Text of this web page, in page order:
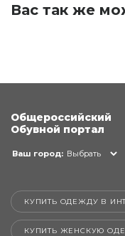
Вас так же
Общероссийский
Обувной портал
Ваш город: Выбрать
КУПИТЬ ОДЕЖДУ В
КУПИТЬ ЖЕНСКУЮ